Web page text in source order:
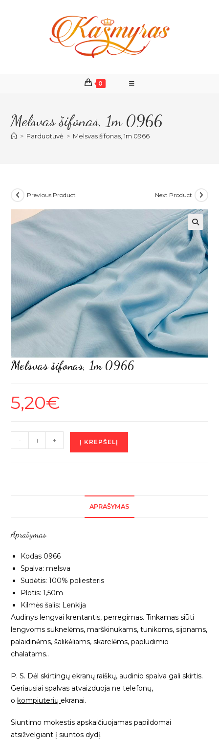
0
Melsvas šifonas, 1m 0966
> Parduotuvė > Melsvas šifonas, 1m 0966
Previous Product Next Product
Melsvas šifonas, 1m 0966
5,20€
produkto
kiekis:
- + Į KREPŠELĮ
APRAŠYMAS
Aprašymas
Kodas 0966
Spalva: melsva
Sudėtis: 100% poliesteris
Plotis: 1,50m
Kilmės šalis: Lenkija
Audinys lengvai krentantis, perregimas. Tinkamas siūti
lengvoms suknelėms, marškinukams, tunikoms, sijonams,
palaidinėms, šalikėliams, skarelėms, paplūdimio
chalatams..
P. S. Dėl skirtingų ekranų raiškų, audinio spalva gali skirtis.
Geriausiai spalvas atvaizduoja ne telefonų,
okompiuterių ekranai.
Siuntimo mokestis apskaičiuojamas papildomai
atsižvelgiant į siuntos dydį.